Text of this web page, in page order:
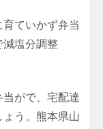
ていかず弁当
減塩分調整
がで、宅配達
う。熊本県山